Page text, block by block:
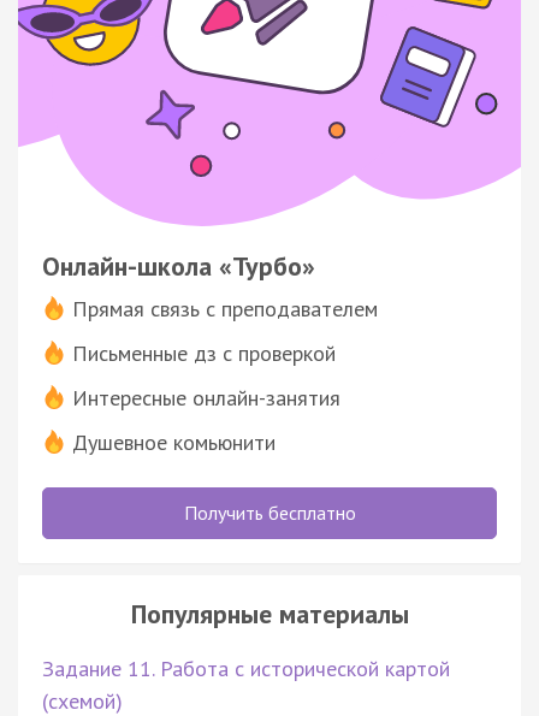
Онлайн-школа «Турбо»
Прямая связь с преподавателем
Письменные дз с проверкой
Интересные онлайн-занятия
Душевное комьюнити
Получить бесплатно
Популярные материалы
Задание 11. Работа с исторической картой
(схемой)